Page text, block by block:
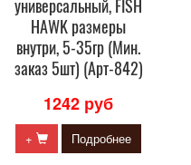
универсальный, FISH
HAWK размеры
внутри, 5-35гр (Мин.
заказ 5шт) (Арт-842)
1242 руб
+ Подробнее